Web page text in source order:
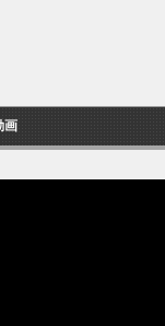
画